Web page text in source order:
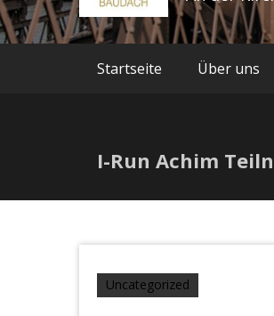
Startseite Über uns
I-Run Achim
Uncategorized